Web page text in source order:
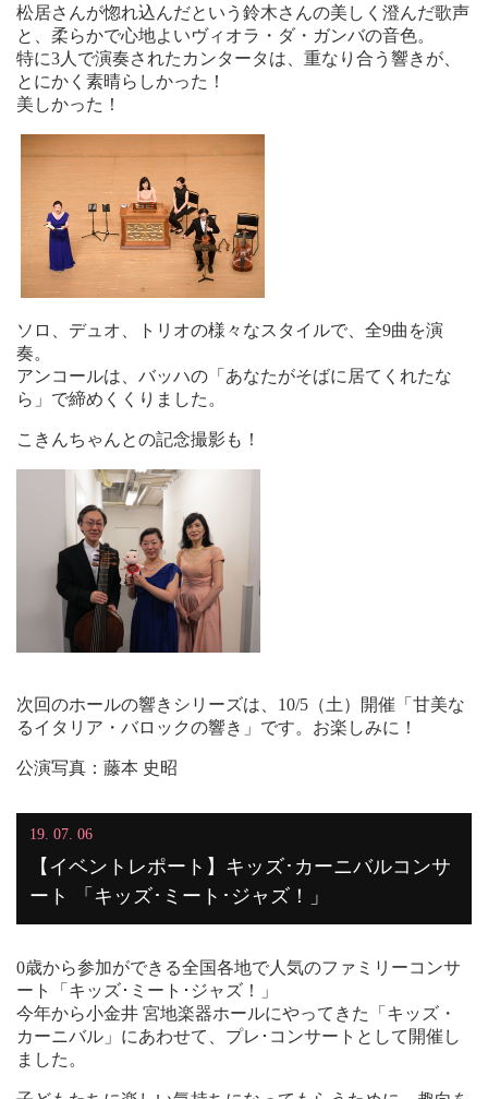
松居さんが惚れ込んだという鈴木さんの美しく澄んだ歌声
と、柔らかで心地よいヴィオラ・ダ・ガンバの音色。
特に3人で演奏されたカンタータは、重なり合う響きが、
とにかく素晴らしかった！
美しかった！
ソロ、デュオ、トリオの様々なスタイルで、全9曲を演
奏。
アンコールは、バッハの「あなたがそばに居てくれたな
ら」で締めくくりました。
こきんちゃんとの記念撮影も！
次回のホールの響きシリーズは、10/5（土）開催「甘美な
るイタリア・バロックの響き」です。お楽しみに！
公演写真：藤本 史昭
19. 07. 06
【イベントレポート】キッズ･カーニバルコンサ
ート 「キッズ･ミート･ジャズ！」
0歳から参加ができる全国各地で人気のファミリーコンサ
ート「キッズ･ミート･ジャズ！」
今年から小金井 宮地楽器ホールにやってきた「キッズ・
カーニバル」にあわせて、プレ･コンサートとして開催し
ました。